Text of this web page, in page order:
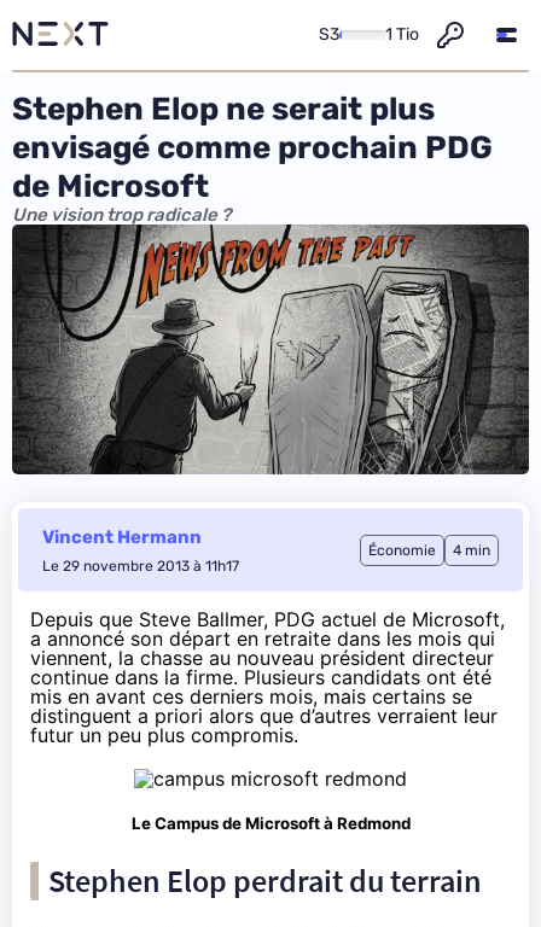
S3 1 Tio
Stephen Elop ne serait plus
envisagé comme prochain PDG
de Microsoft
Une vision trop radicale ?
Vincent Hermann
Le 29 novembre 2013 à 11h17
Économie 4 min
Depuis que Steve Ballmer, PDG actuel de Microsoft,
a annoncé son départ en retraite dans les mois qui
viennent, la chasse au nouveau président directeur
continue dans la firme. Plusieurs candidats ont été
mis en avant ces derniers mois, mais certains se
distinguent a priori alors que d’autres verraient leur
futur un peu plus compromis.
Le Campus de Microsoft à Redmond
Stephen Elop perdrait du terrain